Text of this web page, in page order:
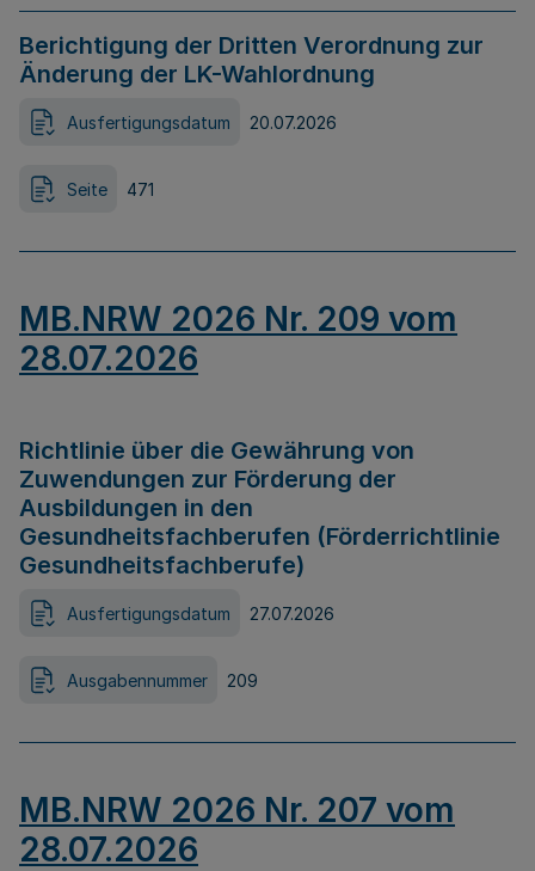
Berichtigung der Dritten Verordnung zur
Änderung der LK-Wahlordnung
Ausfertigungsdatum 20.07.2026
Seite 471
MB.NRW 2026 Nr. 209 vom
28.07.2026
Richtlinie über die Gewährung von
Zuwendungen zur Förderung der
Ausbildungen in den
Gesundheitsfachberufen (Förderrichtlinie
Gesundheitsfachberufe)
Ausfertigungsdatum 27.07.2026
Ausgabennummer 209
MB.NRW 2026 Nr. 207 vom
28.07.2026